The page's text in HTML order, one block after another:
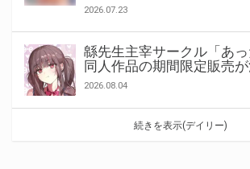
2026.07.23
緜先生主宰サークル「あっ
同人作品の期間限定販売が
2026.08.04
続きを表示(デイリー)